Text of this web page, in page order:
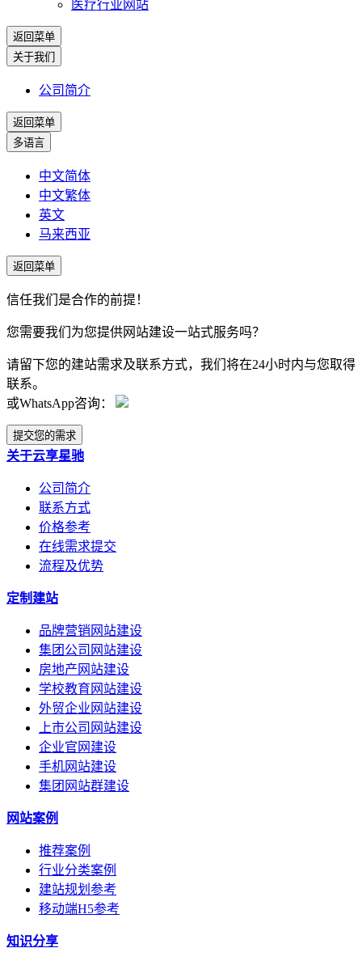
医疗行业网站
返回菜单
关于我们
公司简介
返回菜单
多语言
中文简体
中文繁体
英文
马来西亚
返回菜单
信任我们是合作的前提！
您需要我们为您提供网站建设一站式服务吗？
请留下您的建站需求及联系方式，我们将在24小时内与您取得
联系。
或WhatsApp咨询：
提交您的需求
关于云享星驰
公司简介
联系方式
价格参考
在线需求提交
流程及优势
定制建站
品牌营销网站建设
集团公司网站建设
房地产网站建设
学校教育网站建设
外贸企业网站建设
上市公司网站建设
企业官网建设
手机网站建设
集团网站群建设
网站案例
推荐案例
行业分类案例
建站规划参考
移动端H5参考
知识分享